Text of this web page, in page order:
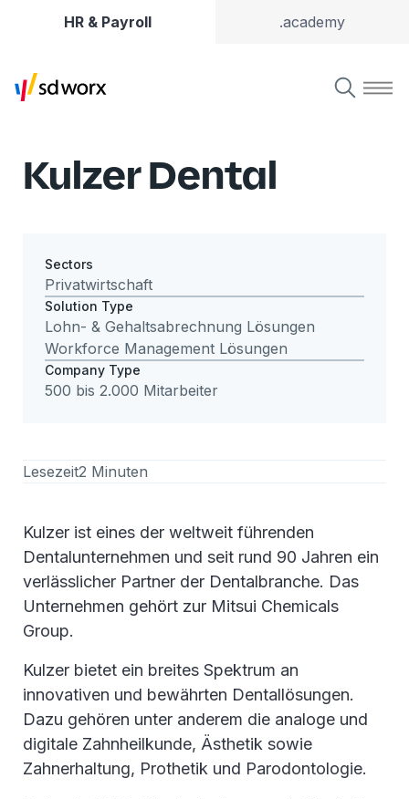
HR & Payroll .academy
Kulzer Dental
Sectors
Privatwirtschaft
Solution Type
Lohn- & Gehaltsabrechnung Lösungen
Workforce Management Lösungen
Company Type
500 bis 2.000 Mitarbeiter
Lesezeit2 Minuten
Kulzer ist eines der weltweit führenden
Dentalunternehmen und seit rund 90 Jahren ein
verlässlicher Partner der Dentalbranche. Das
Unternehmen gehört zur Mitsui Chemicals
Group.
Kulzer bietet ein breites Spektrum an
innovativen und bewährten Dentallösungen.
Dazu gehören unter anderem die analoge und
digitale Zahnheilkunde, Ästhetik sowie
Zahnerhaltung, Prothetik und Parodontologie.